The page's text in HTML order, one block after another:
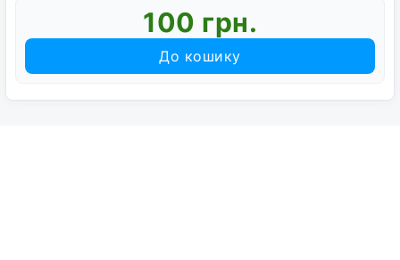
100 грн.
До кошику